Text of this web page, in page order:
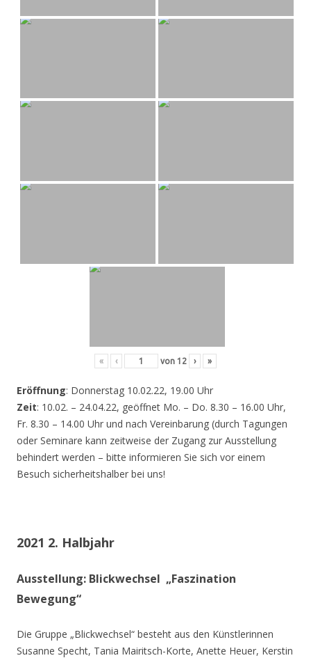
« ‹ von 12 › »
Eröffnung: Donnerstag 10.02.22, 19.00 Uhr
Zeit: 10.02. – 24.04.22, geöffnet Mo. – Do. 8.30 – 16.00 Uhr,
Fr. 8.30 – 14.00 Uhr und nach Vereinbarung (durch Tagungen
oder Seminare kann zeitweise der Zugang zur Ausstellung
behindert werden – bitte informieren Sie sich vor einem
Besuch sicherheitshalber bei uns!
2021 2. Halbjahr
Ausstellung: Blickwechsel „Faszination
Bewegung“
Die Gruppe „Blickwechsel“ besteht aus den Künstlerinnen
Susanne Specht, Tania Mairitsch-Korte, Anette Heuer, Kerstin